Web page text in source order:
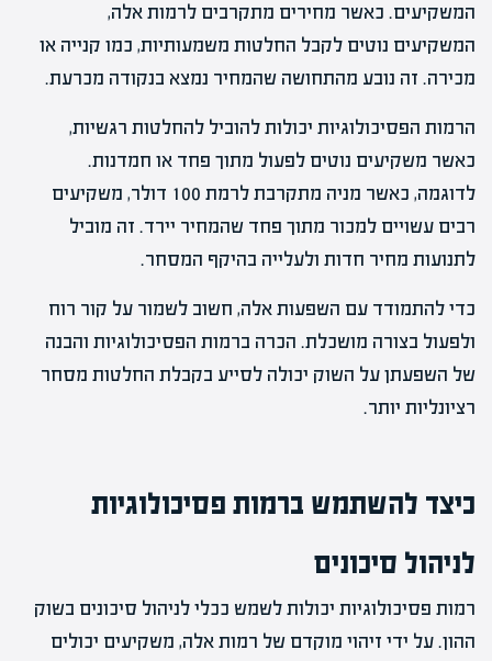
המשקיעים. כאשר מחירים מתקרבים לרמות אלה,
המשקיעים נוטים לקבל החלטות משמעותיות, כמו קנייה או
מכירה. זה נובע מהתחושה שהמחיר נמצא בנקודה מכרעת.
הרמות הפסיכולוגיות יכולות להוביל להחלטות רגשיות,
כאשר משקיעים נוטים לפעול מתוך פחד או חמדנות.
לדוגמה, כאשר מניה מתקרבת לרמת 100 דולר, משקיעים
רבים עשויים למכור מתוך פחד שהמחיר יירד. זה מוביל
לתנועות מחיר חדות ולעלייה בהיקף המסחר.
כדי להתמודד עם השפעות אלה, חשוב לשמור על קור רוח
ולפעול בצורה מושכלת. הכרה ברמות הפסיכולוגיות והבנה
של השפעתן על השוק יכולה לסייע בקבלת החלטות מסחר
רציונליות יותר.
כיצד להשתמש ברמות פסיכולוגיות
לניהול סיכונים
רמות פסיכולוגיות יכולות לשמש ככלי לניהול סיכונים בשוק
ההון. על ידי זיהוי מוקדם של רמות אלה, משקיעים יכולים